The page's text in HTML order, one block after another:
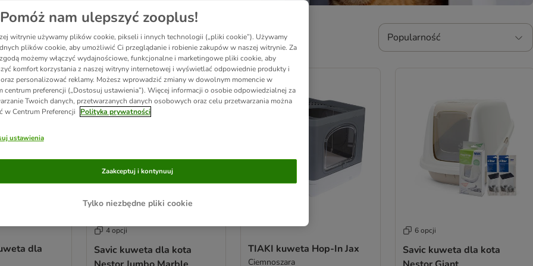
Popularność
been changed
dla
4 opcji
Savic kuweta dla kota
TIAKI kuweta Hop-In Jax
Ciemnoszara
6 opcji
Savic kuweta dla kota
Pomóż nam ulepszyć zooplus!
witrynie używamy plików cookie, pikseli i innych technologii („pliki cookie”). Używamy
plików cookie, aby umożliwić Ci przeglądanie i robienie zakupów w naszej witrynie. Za
możemy włączyć wydajnościowe, funkcjonalne i marketingowe pliki cookie, aby
komfort korzystania z naszej witryny internetowej i wyświetlać odpowiednie produkty i
oraz personalizować reklamy. Możesz wprowadzić zmiany w dowolnym momencie w
centrum preferencji („Dostosuj ustawienia”). Więcej informacji o osobie odpowiedzialnej za
Twoich danych, przetwarzanych danych osobowych oraz celu przetwarzania można
w Centrum Preferencji
Polityka prywatności
ustawienia
Tylko niezbędne pliki cookie
Zaakceptuj i kontynuuj